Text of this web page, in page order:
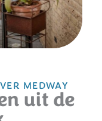
MEDWAY
uit de